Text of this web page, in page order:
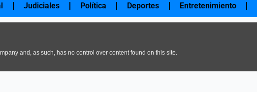
Judiciales Política Deportes Entretenimiento